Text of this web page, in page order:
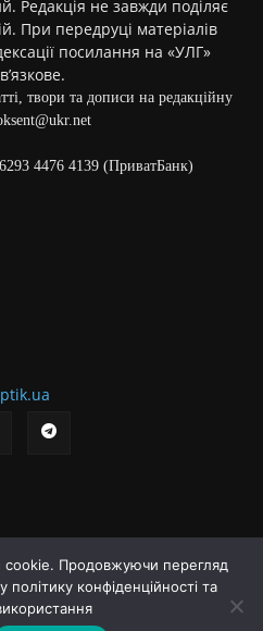
Редакція не завжди поділяє
При передруці матеріалів
посилання на «УЛГ»
твори та дописи на редакційну
4476 4139 (ПриватБанк)
користування сайтом
Продовжуючи перегляд
конфіденційності та